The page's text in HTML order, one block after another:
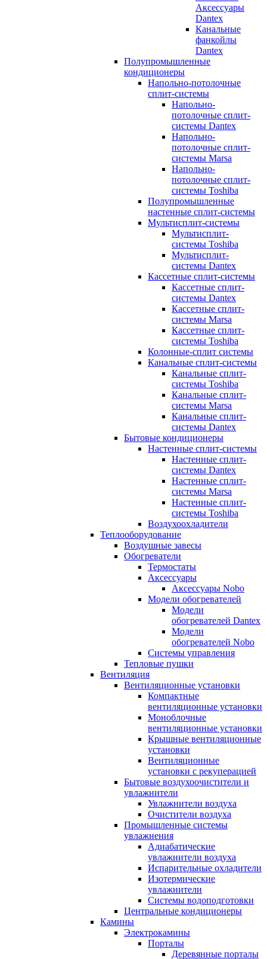
Аксессуары
Dantex
Канальные
фанкойлы
Dantex
Полупромышленные
кондиционеры
Напольно-потолочные
сплит-системы
Напольно-
потолочные сплит-
системы Dantex
Напольно-
потолочные сплит-
системы Marsa
Напольно-
потолочные сплит-
системы Toshiba
Полупромышленные
настенные сплит-системы
Мультисплит-системы
Мультисплит-
системы Toshiba
Мультисплит-
системы Dantex
Кассетные сплит-системы
Кассетные сплит-
системы Dantex
Кассетные сплит-
системы Marsa
Кассетные сплит-
системы Toshiba
Колонные-сплит системы
Канальные сплит-системы
Канальные сплит-
системы Toshiba
Канальные сплит-
системы Marsa
Канальные сплит-
системы Dantex
Бытовые кондиционеры
Настенные сплит-системы
Настенные сплит-
системы Dantex
Настенные сплит-
системы Marsa
Настенные сплит-
системы Toshiba
Воздухоохладители
Теплооборудование
Воздушные завесы
Обогреватели
Термостаты
Аксессуары
Аксессуары Nobo
Модели обогревателей
Модели
обогревателей Dantex
Модели
обогревателей Nobo
Системы управления
Тепловые пушки
Вентиляция
Вентиляционные установки
Компактные
вентиляционные установки
Моноблочные
вентиляционные установки
Крышные вентиляционные
установки
Вентиляционные
установки с рекуперацией
Бытовые воздухоочистители и
увлажнители
Увлажнители воздуха
Очистители воздуха
Промышленные системы
увлажнения
Адиабатические
увлажнители воздуха
Испарительные охладители
Изотермические
увлажнители
Системы водоподготовки
Центральные кондиционеры
Камины
Электрокамины
Порталы
Деревянные порталы